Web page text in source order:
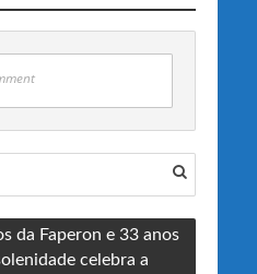
da Faperon e 33 anos
celebra a